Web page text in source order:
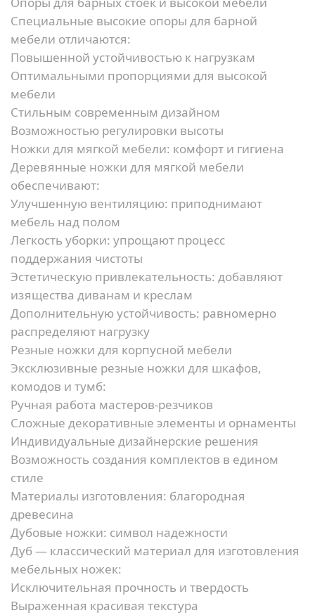
Специальные высокие опоры для барной
мебели отличаются:
Повышенной устойчивостью к нагрузкам
Оптимальными пропорциями для высокой
мебели
Стильным современным дизайном
Возможностью регулировки высоты
Ножки для мягкой мебели: комфорт и гигиена
Деревянные ножки для мягкой мебели
обеспечивают:
Улучшенную вентиляцию: приподнимают
мебель над полом
Легкость уборки: упрощают процесс
поддержания чистоты
Эстетическую привлекательность: добавляют
изящества диванам и креслам
Дополнительную устойчивость: равномерно
распределяют нагрузку
Резные ножки для корпусной мебели
Эксклюзивные резные ножки для шкафов,
комодов и тумб:
Ручная работа мастеров-резчиков
Сложные декоративные элементы и орнаменты
Индивидуальные дизайнерские решения
Возможность создания комплектов в едином
стиле
Материалы изготовления: благородная
древесина
Дубовые ножки: символ надежности
Дуб — классический материал для изготовления
мебельных ножек:
Исключительная прочность и твердость
Выраженная красивая текстура